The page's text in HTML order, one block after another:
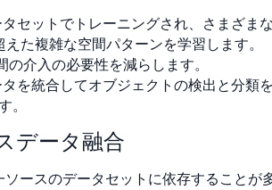
セットでトレーニングされ、さまざま
た複雑な空間パターンを学習します。
介入の必要性を減らします。
を統合してオブジェクトの検出と分類
。
データ融合
ースのデータセットに依存することが